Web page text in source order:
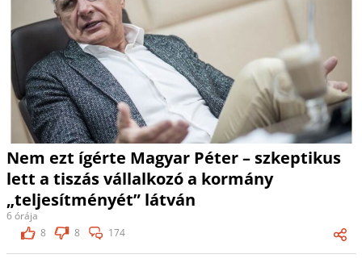
Nem ezt ígérte Magyar Péter – szkeptikus
lett a tiszás vállalkozó a kormány
„teljesítményét” látván
6 órája
8
8 174